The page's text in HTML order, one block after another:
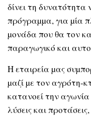
δίνει τη
πρόγραµµα, για µία
µονάδα που θα τον
παραγωγικό και
Η εταιρεία µας
µαζί µε τον αγρότη-
κατανοεί την αγωνία
λύσεις και